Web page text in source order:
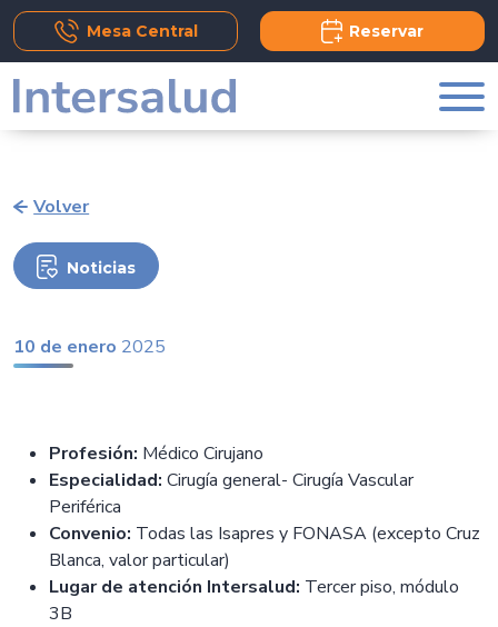
Add Comment
Mesa Central Reservar
Volver
Noticias
10 de enero 2025
Profesión: Médico Cirujano
Especialidad: Cirugía general- Cirugía Vascular
Periférica
Convenio: Todas las Isapres y FONASA (excepto Cruz
Blanca, valor particular)
Lugar de atención Intersalud: Tercer piso, módulo
3B